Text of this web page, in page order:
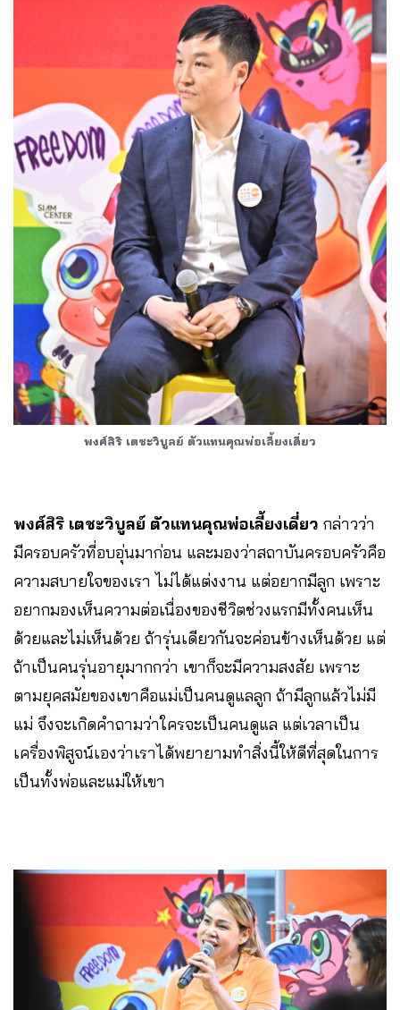
พงศ์สิริ เตชะวิบูลย์ ตัวแทนคุณพ่อเลี้ยงเดี่ยว
พงศ์สิริ เตชะวิบูลย์ ตัวแทนคุณพ่อเลี้ยงเดี่ยว กล่าวว่า
มีครอบครัวที่อบอุ่นมาก่อน และมองว่าสถาบันครอบครัวคือ
ความสบายใจของเรา ไม่ได้แต่งงาน แต่อยากมีลูก เพราะ
อยากมองเห็นความต่อเนื่องของชีวิตช่วงแรกมีทั้งคนเห็น
ด้วยและไม่เห็นด้วย ถ้ารุ่นเดียวกันจะค่อนข้างเห็นด้วย แต่
ถ้าเป็นคนรุ่นอายุมากกว่า เขาก็จะมีความสงสัย เพราะ
ตามยุคสมัยของเขาคือแม่เป็นคนดูแลลูก ถ้ามีลูกแล้วไม่มี
แม่ จึงจะเกิดคำถามว่าใครจะเป็นคนดูแล แต่เวลาเป็น
เครื่องพิสูจน์เองว่าเราได้พยายามทำสิ่งนี้ให้ดีที่สุดในการ
เป็นทั้งพ่อและแม่ให้เขา